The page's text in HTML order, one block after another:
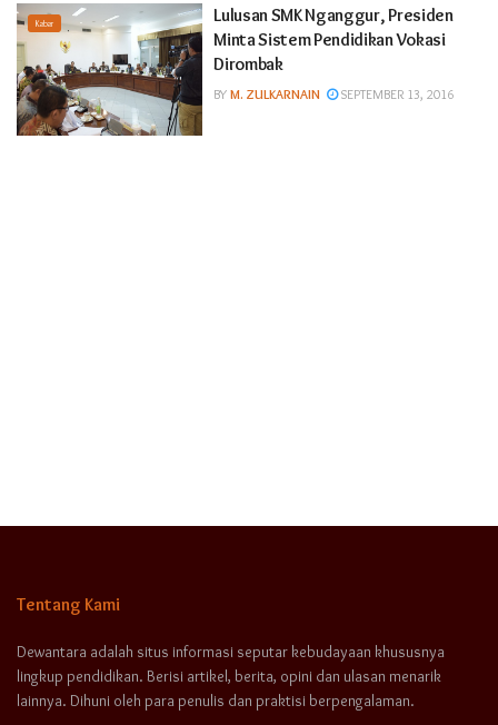
Kabar
Lulusan SMK Nganggur, Presiden
Minta Sistem Pendidikan Vokasi
Dirombak
BY M. ZULKARNAIN SEPTEMBER 13, 2016
Tentang Kami
Dewantara adalah situs informasi seputar kebudayaan khususnya
lingkup pendidikan. Berisi artikel, berita, opini dan ulasan menarik
lainnya. Dihuni oleh para penulis dan praktisi berpengalaman.